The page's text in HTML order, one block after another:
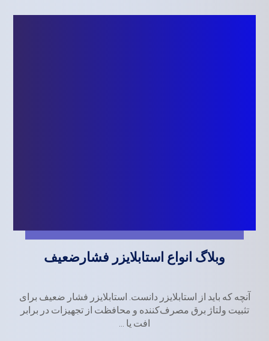
وبلاگ انواع استابلایزر فشارضعیف
آنچه که باید از استابلایزر دانست. استابلایزر فشار ضعیف برای
تثبیت ولتاژ برق مصرف‌کننده و محافظت از تجهیزات در برابر
افت یا ...